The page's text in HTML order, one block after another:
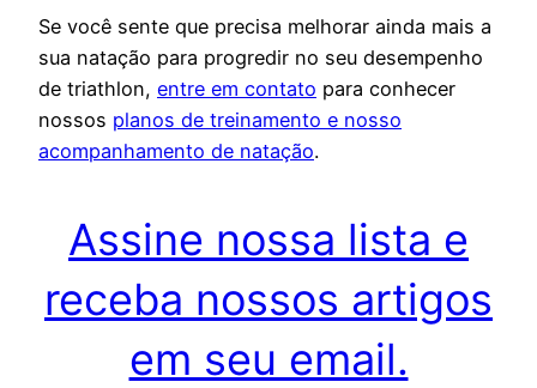
Se você sente que precisa melhorar ainda mais a
sua natação para progredir no seu desempenho
de triathlon, entre em contato para conhecer
nossos planos de treinamento e nosso
acompanhamento de natação.
Assine nossa lista e
receba nossos artigos
em seu email.